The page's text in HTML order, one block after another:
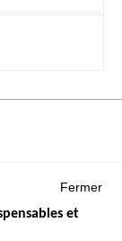
Fermer
et